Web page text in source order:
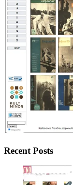
Recent Posts